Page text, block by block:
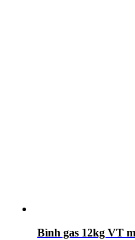
Bình gas 12kg VT